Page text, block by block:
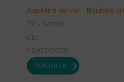
Auxiliaire de vie - Bouloire
72 - Sarthe
CDI
10/07/2026
POSTULER